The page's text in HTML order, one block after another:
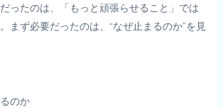
ったのは、「もっと頑張らせること」では
まず必要だったのは、“なぜ止まるのか”を見
のか